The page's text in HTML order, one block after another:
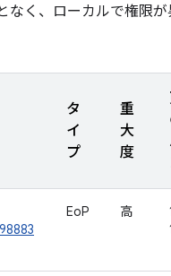
なく、ローカルで権限
タ
イ
プ
重
大
度
EoP 高